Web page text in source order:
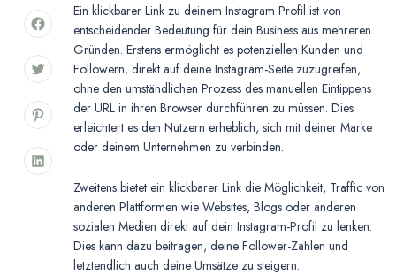
Ein klickbarer Link zu deinem Instagram Profil ist von
entscheidender Bedeutung für dein Business aus mehreren
Gründen. Erstens ermöglicht es potenziellen Kunden und
Followern, direkt auf deine Instagram-Seite zuzugreifen,
ohne den umständlichen Prozess des manuellen Eintippens
der URL in ihren Browser durchführen zu müssen. Dies
erleichtert es den Nutzern erheblich, sich mit deiner Marke
oder deinem Unternehmen zu verbinden.
Zweitens bietet ein klickbarer Link die Möglichkeit, Traffic von
anderen Plattformen wie Websites, Blogs oder anderen
sozialen Medien direkt auf dein Instagram-Profil zu lenken.
Dies kann dazu beitragen, deine Follower-Zahlen und
letztendlich auch deine Umsätze zu steigern.